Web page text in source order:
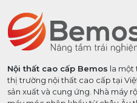
Nội thất cao cấp Bemos la một
thị trường nội thất cao cấp tại
sản xuất và cung ứng. Nhà máy